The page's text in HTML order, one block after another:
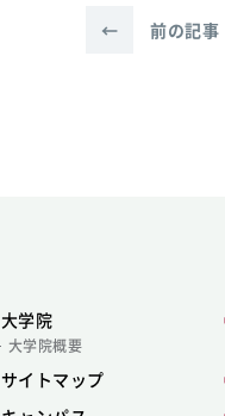
← 前の記事
大学院
大学院概要
サイトマップ